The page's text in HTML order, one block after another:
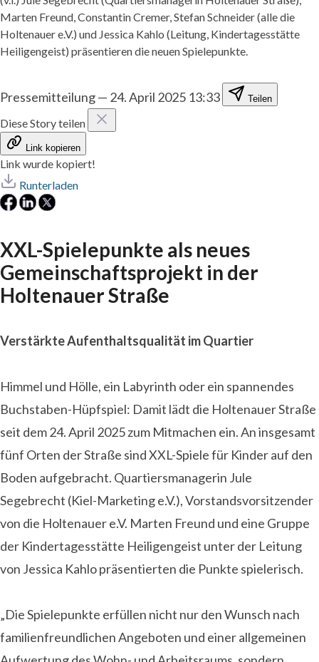
Marten Freund, Constantin Cremer, Stefan Schneider (alle die
Holtenauer e.V.) und Jessica Kahlo (Leitung, Kindertagesstätte
Heiligengeist) präsentieren die neuen Spielepunkte.
Pressemitteilung— 24. April 2025 13:33 Teilen
Diese Story teilen
Link kopieren
Link wurde kopiert!
Runterladen
XXL-Spielepunkte als neues
Gemeinschaftsprojekt in der
Holtenauer Straße
Verstärkte Aufenthaltsqualität im Quartier
Himmel und Hölle, ein Labyrinth oder ein spannendes
Buchstaben-Hüpfspiel: Damit lädt die Holtenauer Straße
seit dem 24. April 2025 zum Mitmachen ein. An insgesamt
fünf Orten der Straße sind XXL-Spiele für Kinder auf den
Boden aufgebracht. Quartiersmanagerin Jule
Segebrecht (Kiel-Marketing e.V.), Vorstandsvorsitzender
von die Holtenauer e.V. Marten Freund und eine Gruppe
der Kindertagesstätte Heiligengeist unter der Leitung
von Jessica Kahlo präsentierten die Punkte spielerisch.
„Die Spielepunkte erfüllen nicht nur den Wunsch nach
familienfreundlichen Angeboten und einer allgemeinen